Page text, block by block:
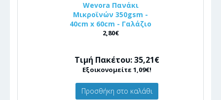
Wevora Πανάκι
Μικροϊνών 350gsm -
40cm x 60cm - Γαλάζιο
2,80€
Τιμή Πακέτου: 35,21€
Εξοικονομείτε 1,09€!
Προσθήκη στο καλάθι